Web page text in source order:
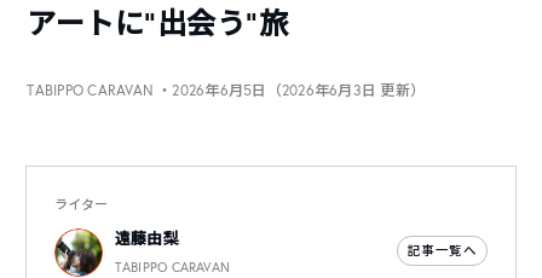
アートに“出会う”旅
TABIPPO CARAVAN ・2026年6月5日（2026年6月3日 更新）
ライター
遠藤由梨
TABIPPO CARAVAN
記事一覧へ